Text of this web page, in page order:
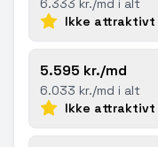
6.333 kr./md i alt
Ikke attraktivt
5.595 kr./md
6.033 kr./md i alt
Ikke attraktivt